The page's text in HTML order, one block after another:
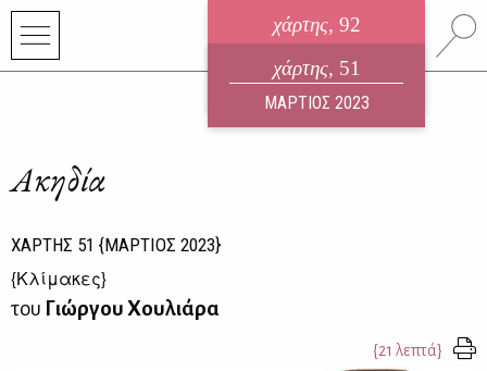
χάρτης, 92
ηλεκτρονικό περιοδικό
ΑΥΓΟΥΣΤΟΣ 2026
χάρτης, 51
ΜΑΡΤΙΟΣ 2023
Aκηδία
ΧΑΡΤΗΣ 51 {ΜΑΡΤΙΟΣ 2023}
{Κλίμακες}
του Γιώργου Χουλιάρα
{21 λεπτά}